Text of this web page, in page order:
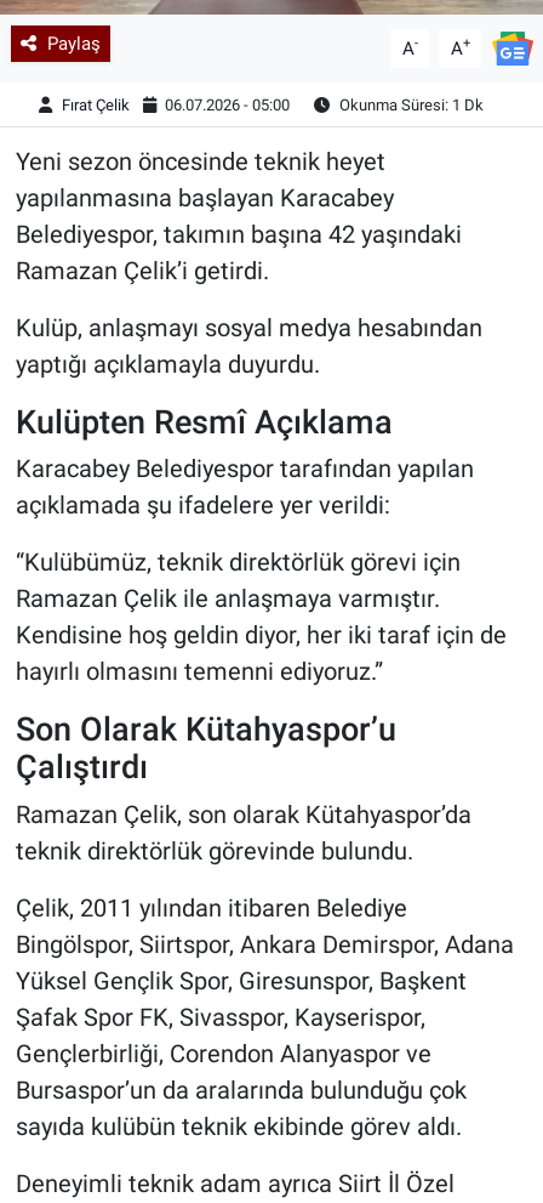
Paylaş A- A+
Fırat Çelik 06.07.2026 - 05:00 Okunma Süresi: 1 Dk
Yeni sezon öncesinde teknik heyet
yapılanmasına başlayan Karacabey
Belediyespor, takımın başına 42 yaşındaki
Ramazan Çelik’i getirdi.
Kulüp, anlaşmayı sosyal medya hesabından
yaptığı açıklamayla duyurdu.
Kulüpten Resmî Açıklama
Karacabey Belediyespor tarafından yapılan
açıklamada şu ifadelere yer verildi:
“Kulübümüz, teknik direktörlük görevi için
Ramazan Çelik ile anlaşmaya varmıştır.
Kendisine hoş geldin diyor, her iki taraf için de
hayırlı olmasını temenni ediyoruz.”
Son Olarak Kütahyaspor’u
Çalıştırdı
Ramazan Çelik, son olarak Kütahyaspor’da
teknik direktörlük görevinde bulundu.
Çelik, 2011 yılından itibaren Belediye
Bingölspor, Siirtspor, Ankara Demirspor, Adana
Yüksel Gençlik Spor, Giresunspor, Başkent
Şafak Spor FK, Sivasspor, Kayserispor,
Gençlerbirliği, Corendon Alanyaspor ve
Bursaspor’un da aralarında bulunduğu çok
sayıda kulübün teknik ekibinde görev aldı.
Deneyimli teknik adam ayrıca Siirt İl Özel
Astroloji-Rüya